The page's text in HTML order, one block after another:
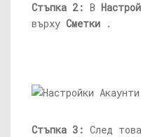
Стъпка 2: В
върху Сметки .
Стъпка 3: След